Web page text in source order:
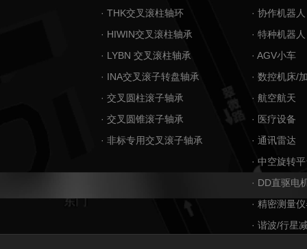
· THK交叉滚柱轴环
· HIWIN交叉滚柱轴承
· LYBN 交叉滚柱轴承
· INA交叉滚子转盘轴承
· 交叉圆柱滚子轴承
· 交叉圆锥滚子轴承
· 非标专用交叉滚子轴承
· 协作机器人
· 特种机器人
· AGV小车
· 数控机床/
· 航空航天
· 医疗设备
· 通讯雷达
· 中空旋转
· DD直驱电
· 精密测量
· 谐波/行星